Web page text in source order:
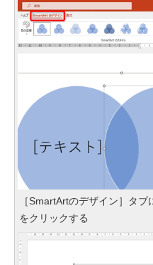
［SmartArtのデザイン］タブ
をクリックする